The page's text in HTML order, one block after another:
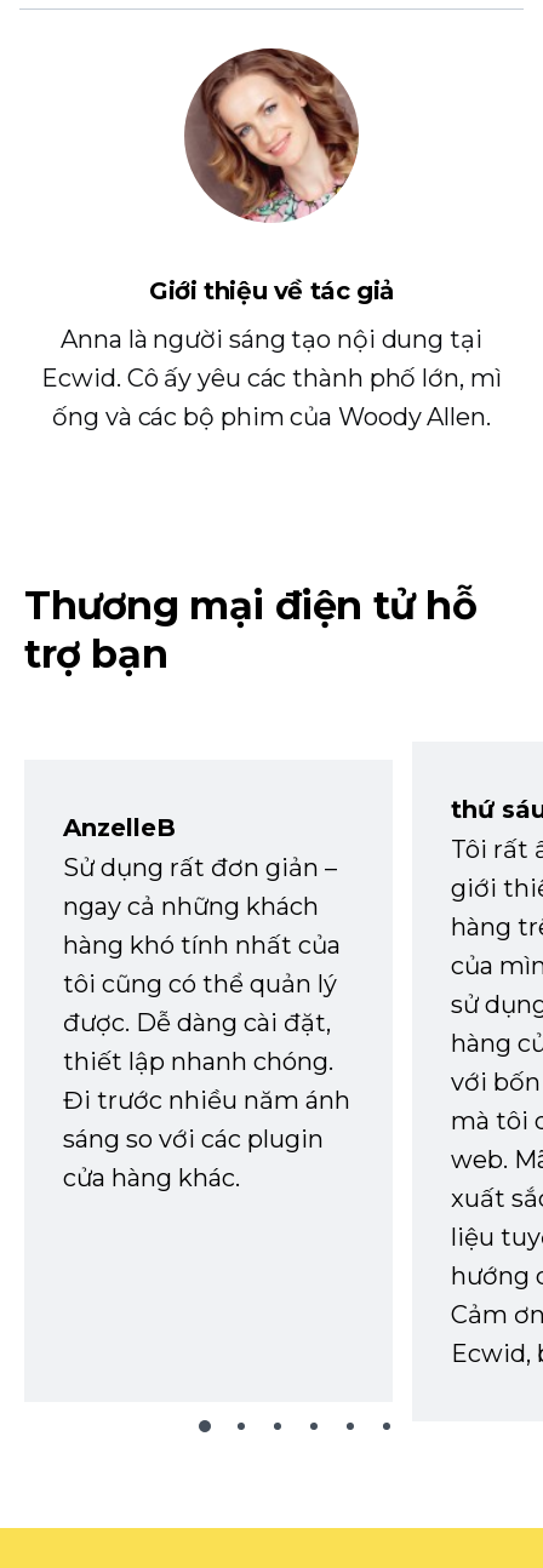
Giới thiệu về tác giả
Anna là người sáng tạo nội dung tại
Ecwid. Cô ấy yêu các thành phố lớn, mì
ống và các bộ phim của Woody Allen.
Thương mại điện tử hỗ
trợ bạn
AnzelleB
Sử dụng rất đơn giản –
ngay cả những khách
hàng khó tính nhất của
tôi cũng có thể quản lý
được. Dễ dàng cài đặt,
thiết lập nhanh chóng.
Đi trước nhiều năm ánh
sáng so với các plugin
cửa hàng khác.
thứ
Tôi rất
giới
hàng
của
sử
hàng
với
mà tôi
web.
xuất
liệu
hướng
Cảm
Ecwid,